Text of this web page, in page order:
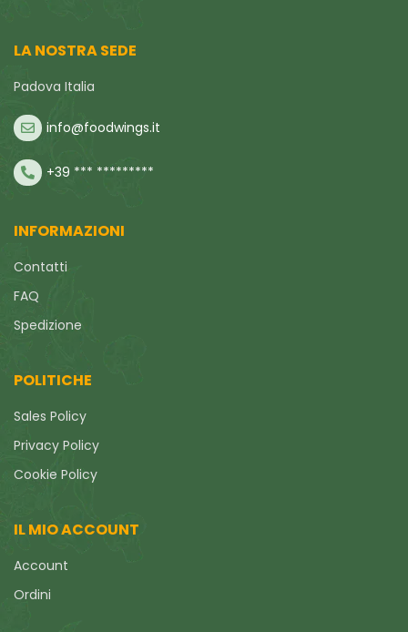
LA NOSTRA SEDE
Padova Italia
info@foodwings.it
+39 *** *********
INFORMAZIONI
Contatti
FAQ
Spedizione
POLITICHE
Sales Policy
Privacy Policy
Cookie Policy
IL MIO ACCOUNT
Account
Ordini